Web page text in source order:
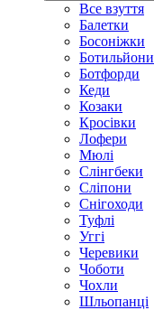
Все взуття
Балетки
Босоніжки
Ботильйони
Ботфорди
Кеди
Козаки
Кросівки
Лофери
Мюлі
Слінгбеки
Сліпони
Снігоходи
Туфлі
Уггі
Черевики
Чоботи
Чохли
Шльопанці